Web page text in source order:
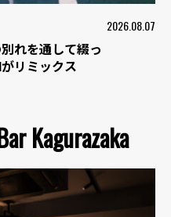
2026.08.07
れを通して綴っ
リミックス
Kagurazaka